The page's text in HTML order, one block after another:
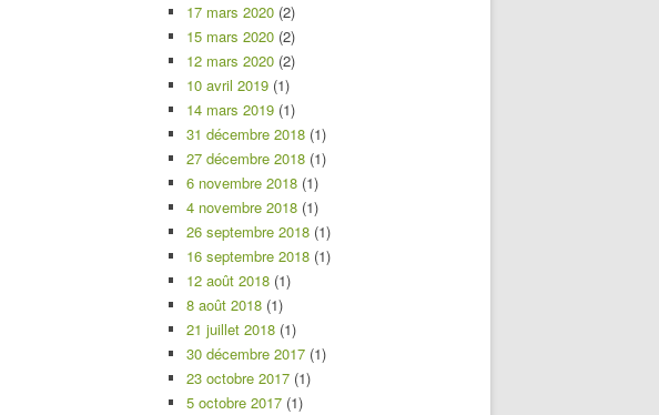
17 mars 2020 (2)
15 mars 2020 (2)
12 mars 2020 (2)
10 avril 2019 (1)
14 mars 2019 (1)
31 décembre 2018 (1)
27 décembre 2018 (1)
6 novembre 2018 (1)
4 novembre 2018 (1)
26 septembre 2018 (1)
16 septembre 2018 (1)
12 août 2018 (1)
8 août 2018 (1)
21 juillet 2018 (1)
30 décembre 2017 (1)
23 octobre 2017 (1)
5 octobre 2017 (1)